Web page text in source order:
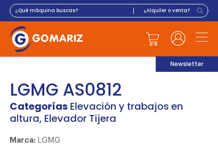
Newsletter
LGMG AS0812
Categorías Elevación y trabajos en
altura, Elevador Tijera
Marca: LGMG